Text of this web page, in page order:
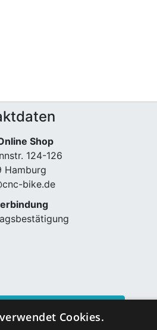
Shop
124-126
Hamburg
bike.de
Cookies.